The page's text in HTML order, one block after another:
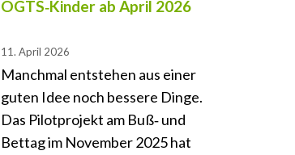
OGTS‑Kinder ab April 2026
11. April 2026
Manchmal entstehen aus einer
guten Idee noch bessere Dinge.
Das Pilotprojekt am Buß‑ und
Bettag im November 2025 hat